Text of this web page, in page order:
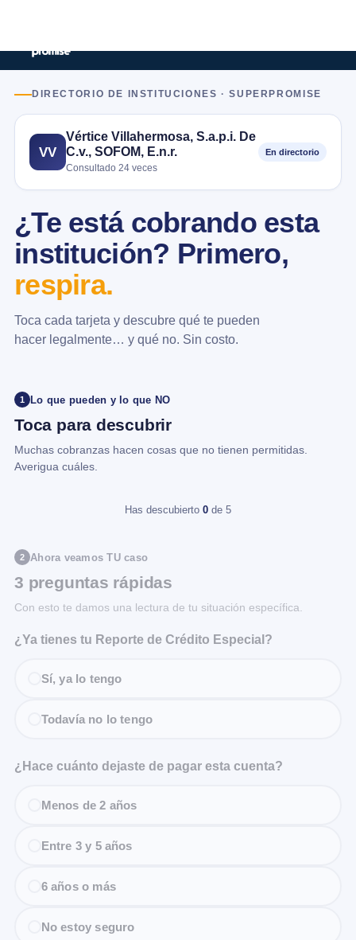
DIRECTORIO DE INSTITUCIONES · SUPERPROMISE
VV
Vértice Villahermosa, S.a.p.i. De
C.v., SOFOM, E.n.r.
Consultado 24 veces
En directorio
¿Te está cobrando esta
institución? Primero,
respira.
Toca cada tarjeta y descubre qué te pueden
hacer legalmente… y qué no. Sin costo.
1 Lo que pueden y lo que NO
Toca para descubrir
Muchas cobranzas hacen cosas que no tienen permitidas.
Averigua cuáles.
Has descubierto 0 de 5
2 Ahora veamos TU caso
3 preguntas rápidas
Con esto te damos una lectura de tu situación específica.
¿Ya tienes tu Reporte de Crédito Especial?
Sí, ya lo tengo
Todavía no lo tengo
¿Hace cuánto dejaste de pagar esta cuenta?
Menos de 2 años
Entre 3 y 5 años
6 años o más
No estoy seguro